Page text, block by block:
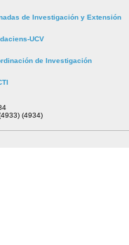
de Investigación y Extensión
UCV
de Investigación
(4934)